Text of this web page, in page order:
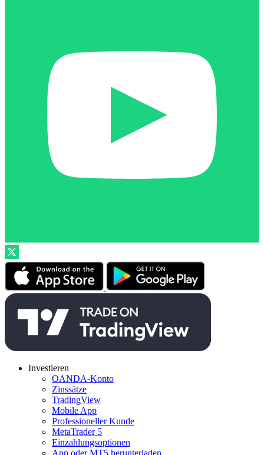
Investieren
OANDA-Konto
Zinssätze
TradingView
Mobile App
Professioneller Kunde
MetaTrader 5
Einzahlungsoptionen
App oder MT5 herunterladen